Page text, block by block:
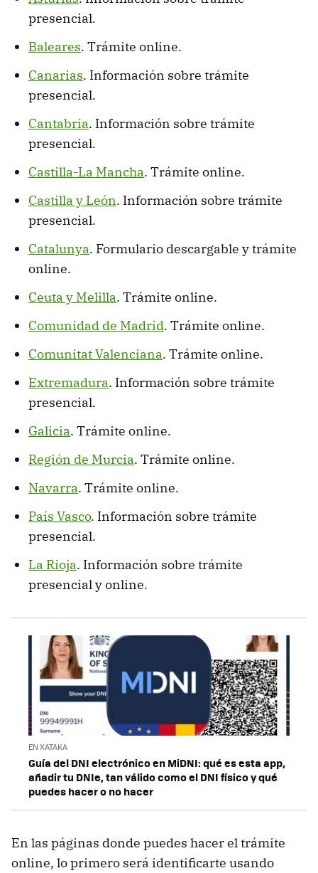
presencial.
Baleares. Trámite online.
Canarias. Información sobre trámite
presencial.
Cantabria. Información sobre trámite
presencial.
Castilla-La Mancha. Trámite online.
Castilla y León. Información sobre trámite
presencial.
Catalunya. Formulario descargable y trámite
online.
Ceuta y Melilla. Trámite online.
Comunidad de Madrid. Trámite online.
Comunitat Valenciana. Trámite online.
Extremadura. Información sobre trámite
presencial.
Galicia. Trámite online.
Región de Murcia. Trámite online.
Navarra. Trámite online.
País Vasco. Información sobre trámite
presencial.
La Rioja. Información sobre trámite
presencial y online.
EN XATAKA
Guía del DNI electrónico en MiDNI: qué es esta app,
añadir tu DNIe, tan válido como el DNI físico y qué
puedes hacer o no hacer
En las páginas donde puedes hacer el trámite
online, lo primero será identificarte usando